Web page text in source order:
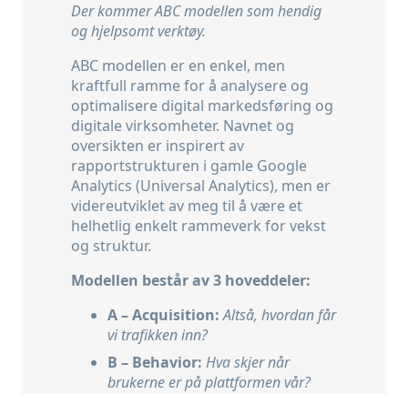
Der kommer ABC modellen som hendig
og hjelpsomt verktøy.
ABC modellen er en enkel, men
kraftfull ramme for å analysere og
optimalisere digital markedsføring og
digitale virksomheter. Navnet og
oversikten er inspirert av
rapportstrukturen i gamle Google
Analytics (Universal Analytics), men er
videreutviklet av meg til å være et
helhetlig enkelt rammeverk for vekst
og struktur.
Modellen består av 3 hoveddeler:
A – Acquisition:Altså, hvordan får
vi trafikken inn?
B – Behavior: Hva skjer når
brukerne er på plattformen vår?